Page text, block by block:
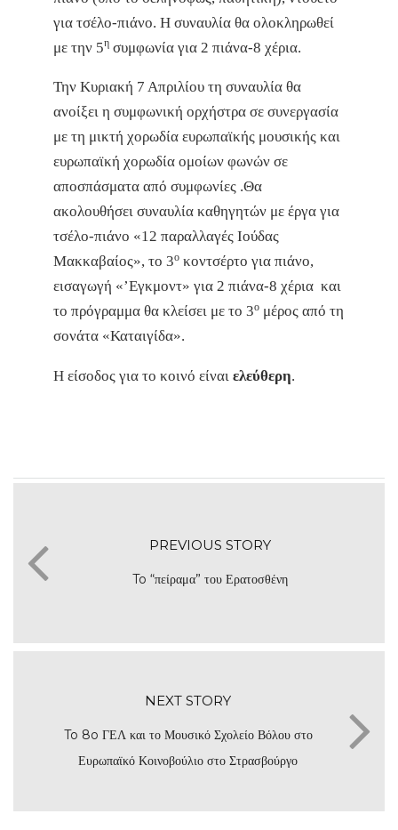
για τσέλο-πιάνο. Η συναυλία θα ολοκληρωθεί
με την 5η συμφωνία για 2 πιάνα-8 χέρια.
Την Κυριακή 7 Απριλίου τη συναυλία θα
ανοίξει η συμφωνική ορχήστρα σε συνεργασία
με τη μικτή χορωδία ευρωπαϊκής μουσικής και
ευρωπαϊκή χορωδία ομοίων φωνών σε
αποσπάσματα από συμφωνίες .Θα
ακολουθήσει συναυλία καθηγητών με έργα για
τσέλο-πιάνο «12 παραλλαγές Ιούδας
Μακκαβαίος», το 3ο κοντσέρτο για πιάνο,
εισαγωγή «’Εγκμοντ» για 2 πιάνα-8 χέρια και
το πρόγραμμα θα κλείσει με το 3ο μέρος από τη
σονάτα «Καταιγίδα».
Η είσοδος για το κοινό είναι ελεύθερη.
PREVIOUS STORY
To “πείραμα” του Ερατοσθένη
NEXT STORY
To 8o ΓΕΛ και το Μουσικό Σχολείο Βόλου στο
Ευρωπαϊκό Κοινοβούλιο στο Στρασβούργο